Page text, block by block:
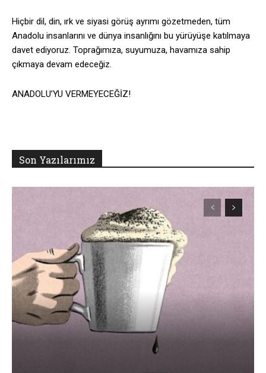
Hiçbir dil, din, ırk ve siyasi görüş ayrımı gözetmeden, tüm
Anadolu insanlarını ve dünya insanlığını bu yürüyüşe katılmaya
davet ediyoruz. Toprağımıza, suyumuza, havamıza sahip
çıkmaya devam edeceğiz.
ANADOLU’YU VERMEYECEĞİZ!
Son Yazılarımız